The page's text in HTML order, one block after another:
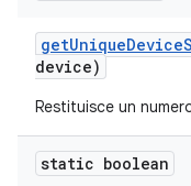
getUniqueDevice
device)
Restituisce un
static boolean